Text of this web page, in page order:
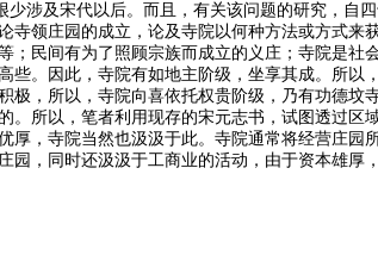
涉及宋代以后。而且，有关该问题的研究，自
领庄园的成立，论及寺院以何种方法或方式
民间有为了照顾宗族而成立的义庄；寺院是
。因此，寺院有如地主阶级，坐享其成。所
，所以，寺院向喜依托权贵阶级，乃有功德
所以，笔者利用现存的宋元志书，试图透过
，寺院当然也汲汲于此。寺院通常将经营庄园
，同时还汲汲于工商业的活动，由于资本雄